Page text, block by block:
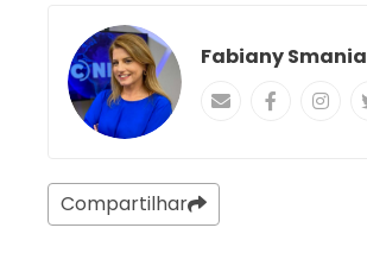
Fabiany Smania
Compartilhar